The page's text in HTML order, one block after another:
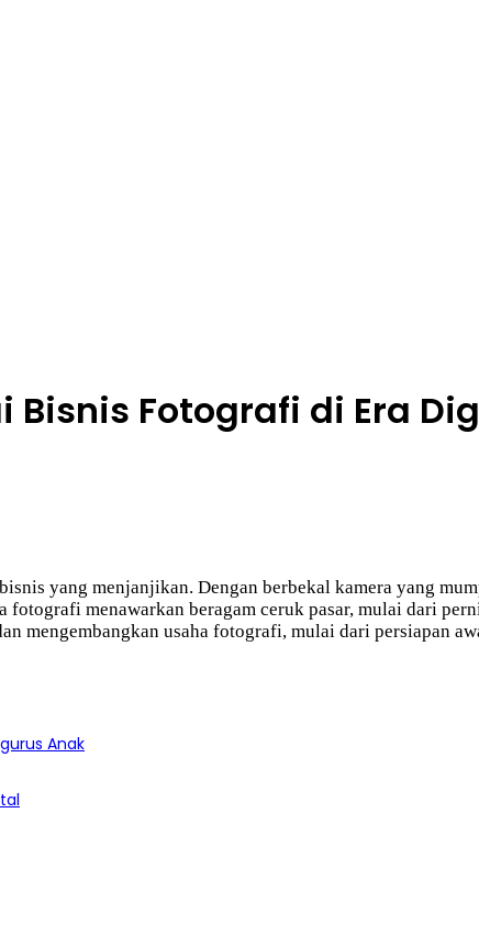
Bisnis Fotografi di Era
yang menjanjikan. Dengan berbekal kamera yang
menawarkan beragam ceruk pasar, mulai dari
mengembangkan usaha fotografi, mulai dari persiapan
Anak